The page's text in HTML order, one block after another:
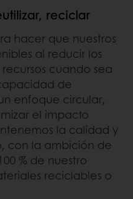
reciclar
hacer que nuestros
al reducir los
cuando sea
de
enfoque circular,
el impacto
la calidad y
con la ambición de
% de nuestro
reciclables o